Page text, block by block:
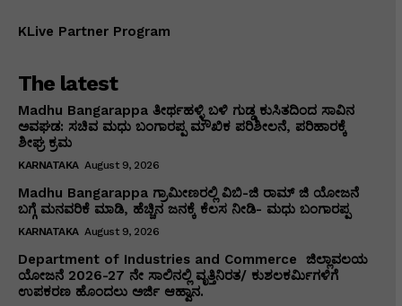
KLive Partner Program
The latest
Madhu Bangarappa ತೀರ್ಥಹಳ್ಳಿ ಬಳಿ ಗುಡ್ಡ ಕುಸಿತದಿಂದ ಸಾವಿನ
ಅವಘಡ: ಸಚಿವ ಮಧು ಬಂಗಾರಪ್ಪ ಮೌಖಿಕ ಪರಿಶೀಲನೆ, ಪರಿಹಾರಕ್ಕೆ
ಶೀಘ್ರ ಕ್ರಮ
KARNATAKA August 9, 2026
Madhu Bangarappa ಗ್ರಾಮೀಣರಲ್ಲಿ ವಿಬಿ-ಜಿ ರಾಮ್ ಜಿ ಯೋಜನೆ
ಬಗ್ಗೆ ಮನವರಿಕೆ ಮಾಡಿ, ಹೆಚ್ಚಿನ ಜನಕ್ಕೆ ಕೆಲಸ ನೀಡಿ- ಮಧು ಬಂಗಾರಪ್ಪ
KARNATAKA August 9, 2026
Department of Industries and Commerce ಜಿಲ್ಲಾವಲಯ
ಯೋಜನೆ 2026-27 ನೇ ಸಾಲಿನಲ್ಲಿ ವೃತ್ತಿನಿರತ/ ಕುಶಲಕರ್ಮಿಗಳಿಗೆ
ಉಪಕರಣ ಹೊಂದಲು ಅರ್ಜಿ ಆಹ್ವಾನ.